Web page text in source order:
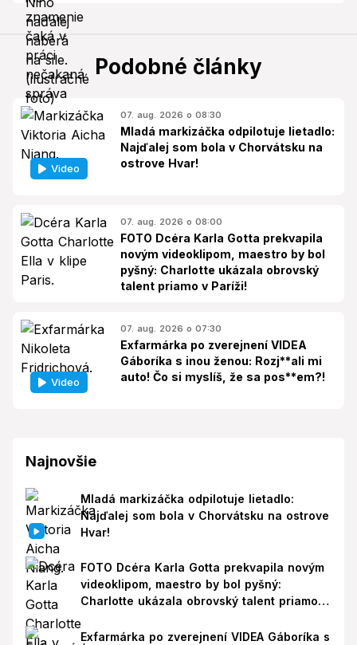
Podobné články
Video
07. aug. 2026 o 08:30
Mladá markizáčka odpilotuje lietadlo:
Najďalej som bola v Chorvátsku na
ostrove Hvar!
07. aug. 2026 o 08:00
FOTO Dcéra Karla Gotta prekvapila
novým videoklipom, maestro by bol
pyšný: Charlotte ukázala obrovský
talent priamo v Paríži!
Video
07. aug. 2026 o 07:30
Exfarmárka po zverejnení VIDEA
Gáboríka s inou ženou: Rozj**ali mi
auto! Čo si myslíš, že sa pos**em?!
Najnovšie
Mladá markizáčka odpilotuje lietadlo:
Najďalej som bola v Chorvátsku na ostrove
Hvar!
FOTO Dcéra Karla Gotta prekvapila novým
videoklipom, maestro by bol pyšný:
Charlotte ukázala obrovský talent priamo v
Exfarmárka po zverejnení VIDEA Gáboríka s